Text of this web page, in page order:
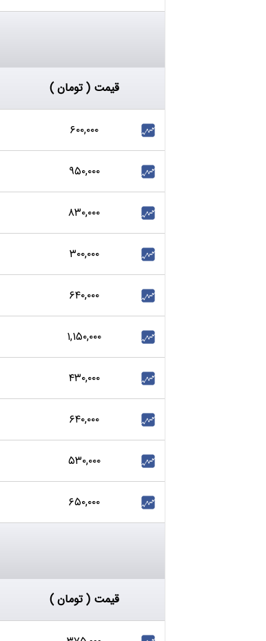
قیمت ( تومان )
۶۰۰,۰۰۰
۹۵۰,۰۰۰
۸۳۰,۰۰۰
۳۰۰,۰۰۰
۶۴۰,۰۰۰
۱,۱۵۰,۰۰۰
۴۳۰,۰۰۰
۶۴۰,۰۰۰
۵۳۰,۰۰۰
۶۵۰,۰۰۰
قیمت ( تومان )